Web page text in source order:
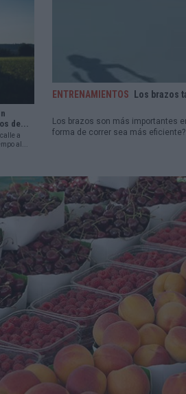
de...
a
al...
ENTRENAMIENTOS Los brazos
Los brazos son más importantes
forma de correr sea más